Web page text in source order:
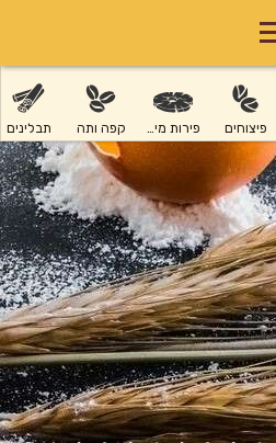
פיצוחים פירות מיובשים קפה ותה תבלינים